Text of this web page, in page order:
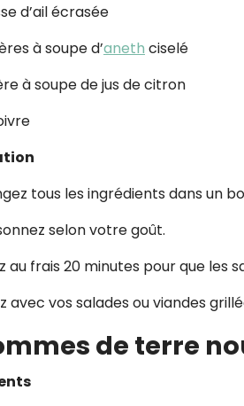
d’ail écrasée
à soupe d’aneth ciselé
à soupe de jus de citron
tous les ingrédients dans un
selon votre goût.
au frais 20 minutes pour que les
avec vos salades ou viandes
de terre